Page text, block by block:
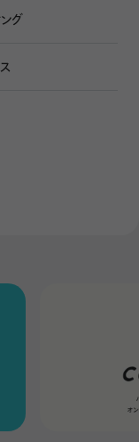
た本に目を通
。
きことが終わっ
しいアクション
には対処する余
の強さにつなが
志力の強さにも
グ